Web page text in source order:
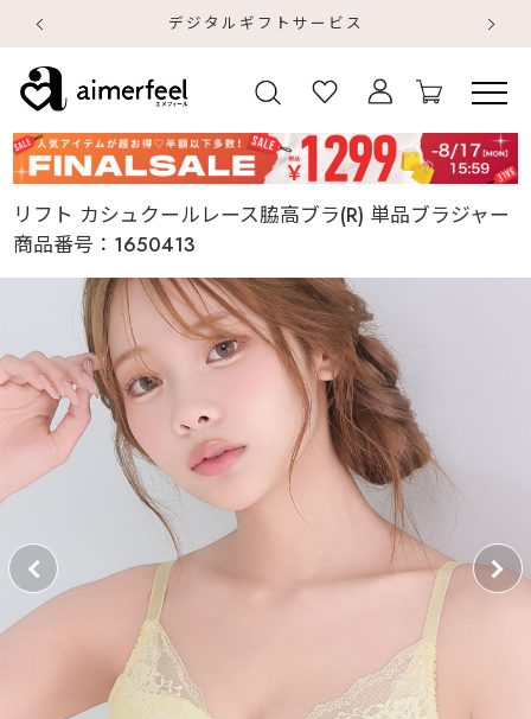
デジタルギフトサービス
リフト カシュクールレース脇高ブラ(R) 単品ブラジャー
商品番号： 1650413